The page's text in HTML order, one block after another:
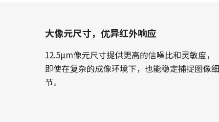
大像元尺寸，优异红外响应
12.5µm像元尺寸提供更高的信噪比和灵敏度，
即使在复杂的成像环境下，也能稳定捕捉图像细
节。